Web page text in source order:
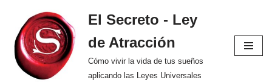
Saltar
al
contenido
El Secreto - Ley
de Atracción
Cómo vivir la vida de tus sueños
aplicando las Leyes Universales